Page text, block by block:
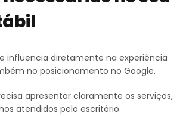
influencia diretamente na experiência
no posicionamento no Google.
apresentar claramente os serviços,
atendidos pelo escritório.